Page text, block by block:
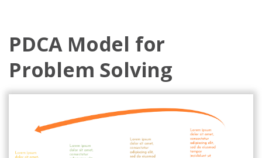
PDCA Model for
Problem Solving